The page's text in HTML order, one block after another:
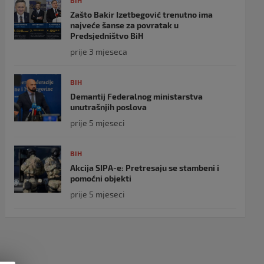
Zašto Bakir Izetbegović trenutno ima
najveće šanse za povratak u
Predsjedništvo BiH
prije 3 mjeseca
BIH
Demantij Federalnog ministarstva
unutrašnjih poslova
prije 5 mjeseci
BIH
Akcija SIPA-e: Pretresaju se stambeni i
pomoćni objekti
prije 5 mjeseci